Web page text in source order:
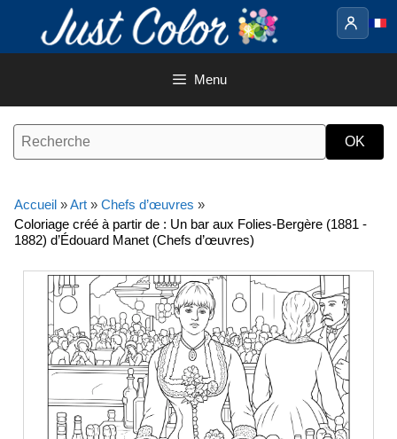
contenu
Menu
Accueil »Art » Chefs d’œuvres »
Coloriage créé à partir de : Un bar aux Folies-Bergère (1881 -
1882) d’Édouard Manet (Chefs d’œuvres)